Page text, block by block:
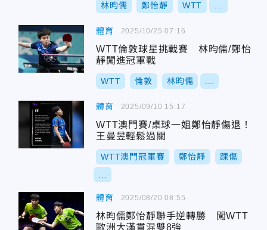
林昀儒 鄭怡靜 WTT
體育
WTT倫敦球星挑戰賽 林昀儒/鄭怡
靜闖進冠軍戰
WTT 倫敦 林昀儒
2025/10/25 07:16
體育
WTT澳門賽/桌球一姐鄭怡靜傷退！
王曼昱輕鬆過關
WTT澳門冠軍賽 鄭怡靜 踝傷
2025/09/10 15:17
體育
林昀儒鄭怡靜聯手逆轉勝 闖WTT
歐洲大滿貫混雙8強
2025/08/20 08:55